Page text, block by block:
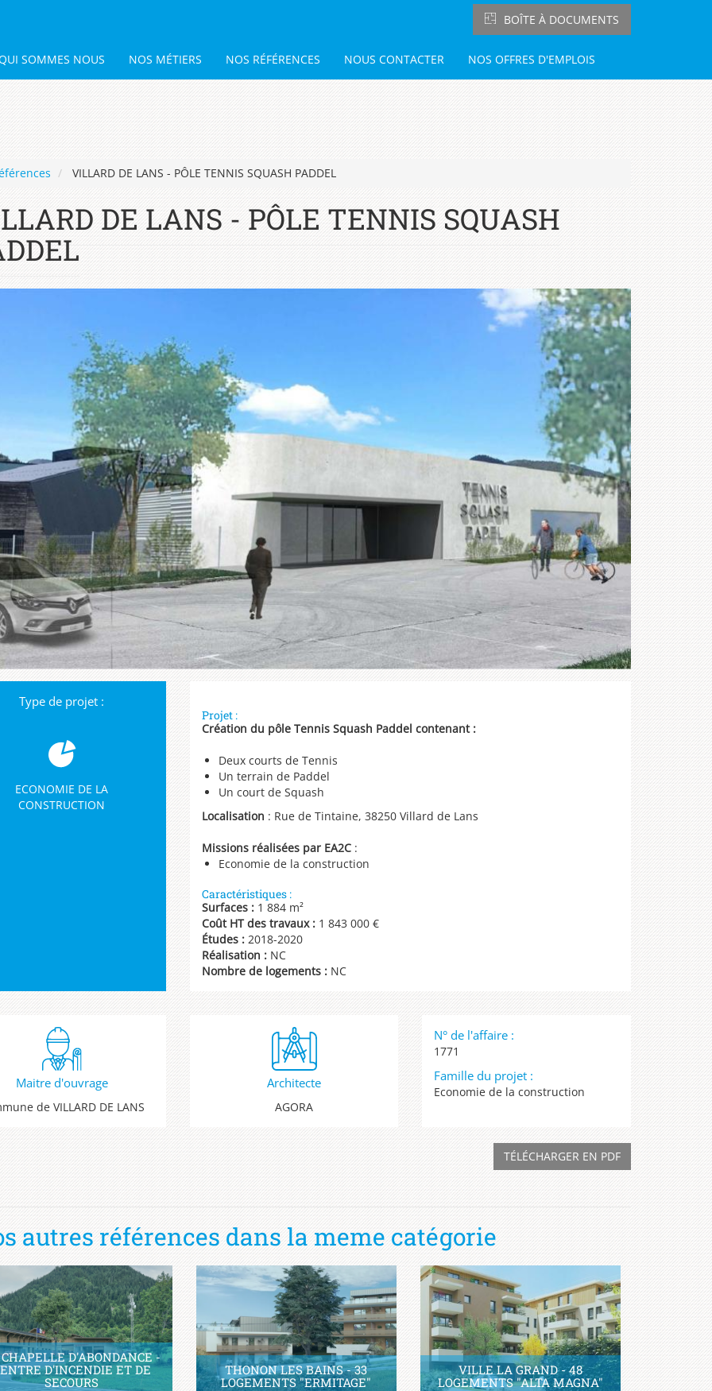
BOÎTE À DOCUMENTS
SOMMES NOUS NOS MÉTIERS NOS RÉFÉRENCES NOUS CONTACTER NOS OFFRES D'EMPLOIS
VILLARD DE LANS - PÔLE TENNIS SQUASH PADDEL
DE LANS - PÔLE TENNIS SQUASH
Type de projet :
ECONOMIE DE LA
CONSTRUCTION
Projet :
Création du pôle Tennis Squash Paddel contenant :
Deux courts de Tennis
Un terrain de Paddel
Un court de Squash
Localisation : Rue de Tintaine, 38250 Villard de Lans
Missions réalisées par EA2C:
Economie de la construction
Caractéristiques :
Surfaces :1 884 m²
Coût HT des travaux :1 843 000 €
Études :2018-2020
Réalisation : NC
Nombre de logements : NC
Maitre d'ouvrage
de VILLARD DE LANS
Architecte
AGORA
N° de l'affaire :
1771
Famille du projet :
Economie de la construction
TÉLÉCHARGER EN PDF
autres références dans la meme catégorie
D'ABONDANCE -
D'INCENDIE ET DE
SECOURS
THONON LES BAINS - 33
LOGEMENTS "ERMITAGE"
VILLE LA GRAND - 48
LOGEMENTS "ALTA MAGNA"